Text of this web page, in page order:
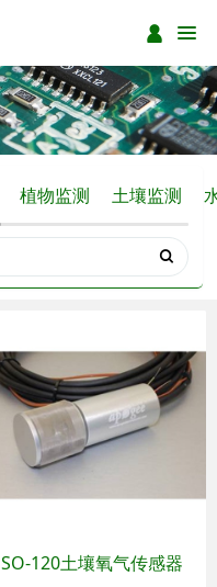
植物监测 土壤监测
SO-120土壤氧气传感器